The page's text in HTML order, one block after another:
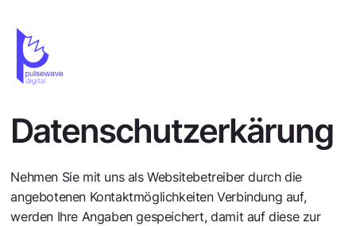
Datenschutz­erkärung
Nehmen Sie mit uns als Websitebetreiber durch die
angebotenen Kontaktmöglichkeiten Verbindung auf,
werden Ihre Angaben gespeichert, damit auf diese zur